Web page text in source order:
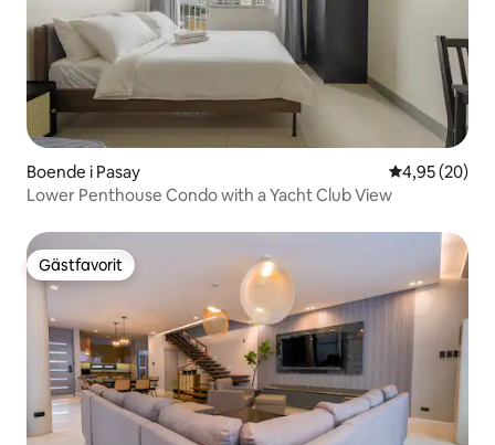
Boende i Pasay 4,95 av 5 i
4,95 (20)
Lower Penthouse Condo with a Yacht Club View
Gästfavorit
Gästfavorit